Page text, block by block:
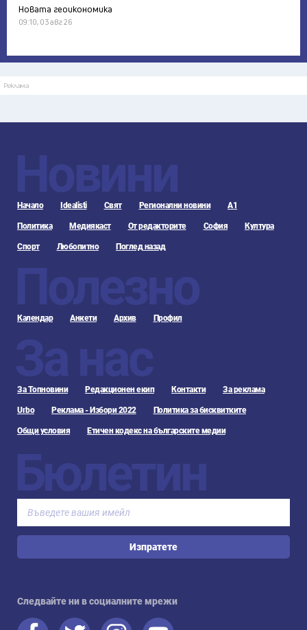
Новата геоикономика
09:10, 03 авг 26
Реклама
Новини
Начало Idealisti Свят Регионални новини А1
Политика Медиякаст От редакторите София Култура
Спорт Любопитно Поглед назад
Полезно
Календар Анкети Архив Профил
За нас
За Топновини Редакционен екип Контакти За реклама
Urbo Реклама - Избори 2022 Политика за бисквитките
Общи условия Етичен кодекс на българските медии
Бюлетин
Изпратете
Следвайте ни в социалните мрежи